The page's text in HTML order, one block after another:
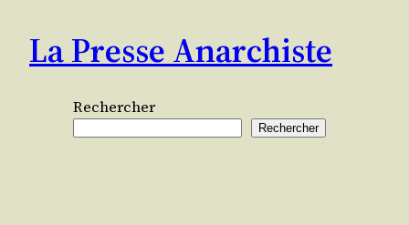
contenu
La Presse Anarchiste
Rechercher
Rechercher